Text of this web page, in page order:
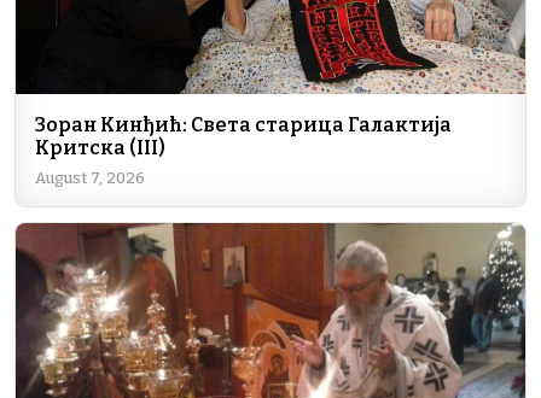
Зоран Кинђић: Света старица Галактија
Критска (III)
August 7, 2026